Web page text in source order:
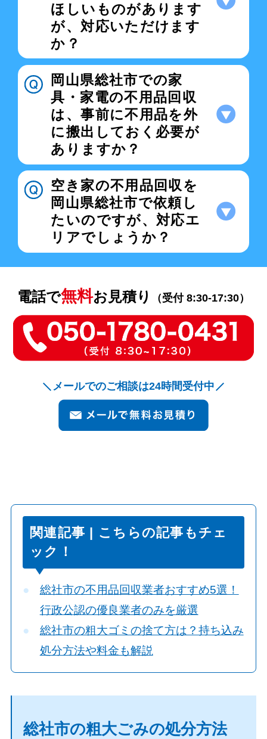
ほしいものがあります
が、対応いただけます
か？
岡山県総社市での家
具・家電の不用品回収
は、事前に不用品を外
に搬出しておく必要が
ありますか？
空き家の不用品回収を
岡山県総社市で依頼し
たいのですが、対応エ
リアでしょうか？
電話で無料お見積り （受付 8:30-17:30）
メールでのご相談は24時間受付中
関連記事 | こちらの記事もチェ
ック！
総社市の不用品回収業者おすすめ5選！
行政公認の優良業者のみを厳選
総社市の粗大ゴミの捨て方は？持ち込み
処分方法や料金も解説
総社市の粗大ごみの処分方法